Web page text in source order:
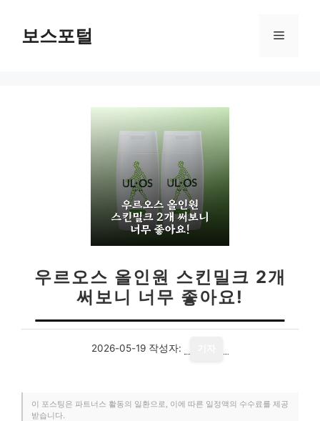
보스포털 메
우르오스 올인원 스킨밀크 2개
써보니 너무 좋아요!
2026-05-19 작성자:
이 포스팅은 파트너스 활동의 일환으로, 이에 따른 일정액의 수수료를 제공
받습니다.